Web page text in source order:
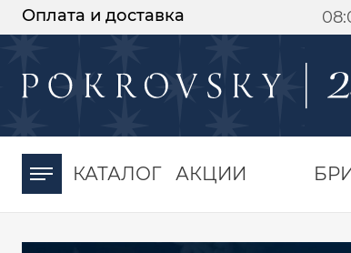
Оплата и доставка
КАТАЛОГ АКЦИИ
-30%
момента оплаты